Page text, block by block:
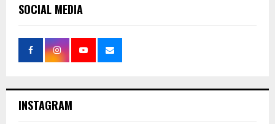
SOCIAL MEDIA
INSTAGRAM